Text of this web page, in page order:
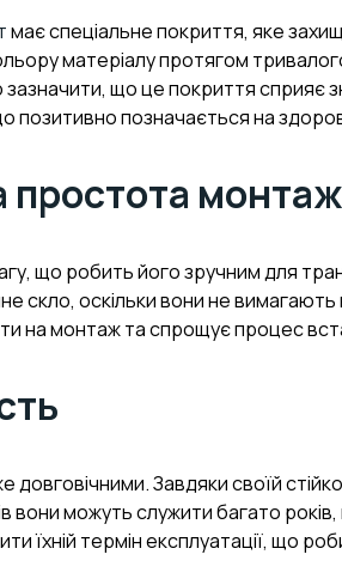
має спеціальне покриття, яке
матеріалу протягом
зазначити, що це покриття
позитивно позначається на
простота
що робить його зручним для
скло, оскільки вони не
на монтаж та спрощує процес
довговічними. Завдяки своїй
вони можуть служити багато
їхній термін експлуатації, що